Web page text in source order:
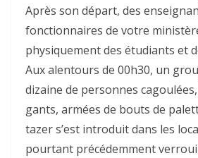
Après son départ, des
fonctionnaires de votre
physiquement des étudiants et
Aux alentours de 00h30, un
dizaine de personnes
gants, armées de bouts de
tazer s’est introduit dans les
pourtant précédemment